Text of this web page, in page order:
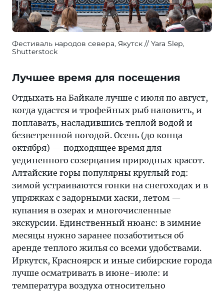
Фестиваль народов севера, Якутск
Yara Slep,
Shutterstock
Лучшее время для посещения
Отдыхать на Байкале лучше с июля по август,
когда удастся и трофейных рыб наловить, и
поплавать, насладившись теплой водой и
безветренной погодой. Осень (до конца
октября) — подходящее время для
уединенного созерцания природных красот.
Алтайские горы популярны круглый год:
зимой устраиваются гонки на снегоходах и в
упряжках с задорными хаски, летом —
купания в озерах и многочисленные
экскурсии. Единственный нюанс: в зимние
месяцы нужно заранее позаботиться об
аренде теплого жилья со всеми удобствами.
Иркутск, Красноярск и иные сибирские города
лучше осматривать в июне-июле: и
температура воздуха относительно